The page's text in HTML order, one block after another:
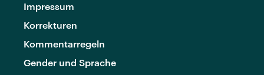
Impressum
Korrekturen
Kommentarregeln
Gender und Sprache